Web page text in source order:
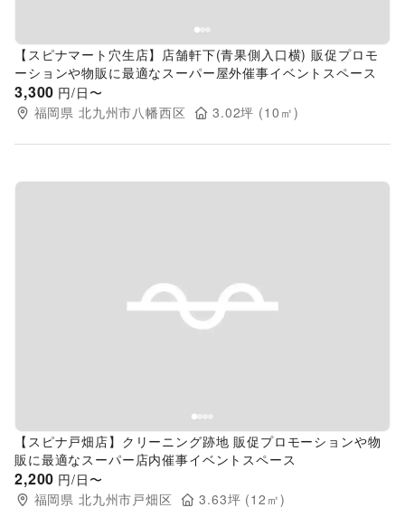
【スピナマート穴生店】店舗軒下(青果側入口横) 販促プロモ
ーションや物販に最適なスーパー屋外催事イベントスペース
3,300 円/日〜
福岡県 北九州市八幡西区 3.02坪 (10 ㎡)
Previous slide
【スピナ戸畑店】クリーニング跡地 販促プロモーションや物
販に最適なスーパー店内催事イベントスペース
2,200 円/日〜
福岡県 北九州市戸畑区 3.63坪 (12 ㎡)